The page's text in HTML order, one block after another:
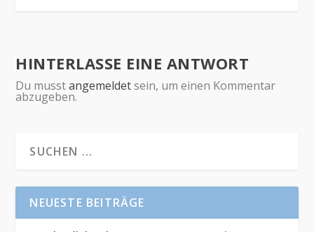
HINTERLASSE EINE ANTWORT
Du musstangemeldetsein, um einen Kommentar
abzugeben.
NEUESTE BEITRÄGE